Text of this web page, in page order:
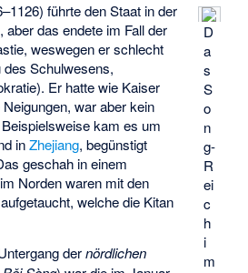
D
a
s
S
o
n
g-
R
ei
c
h
i
m
führte den Staat in der
aber das endete im Fall der
weswegen er schlecht
Schulwesens,
Er hatte wie Kaiser
war aber kein
kam es um
inZhejiang, begünstigt
geschah in einem
Norden waren mit den
welche die Kitan
dernördlichen